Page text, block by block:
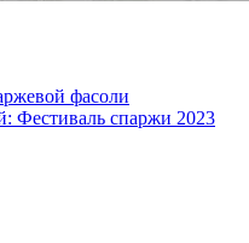
фасоли
Фестиваль спаржи 2023